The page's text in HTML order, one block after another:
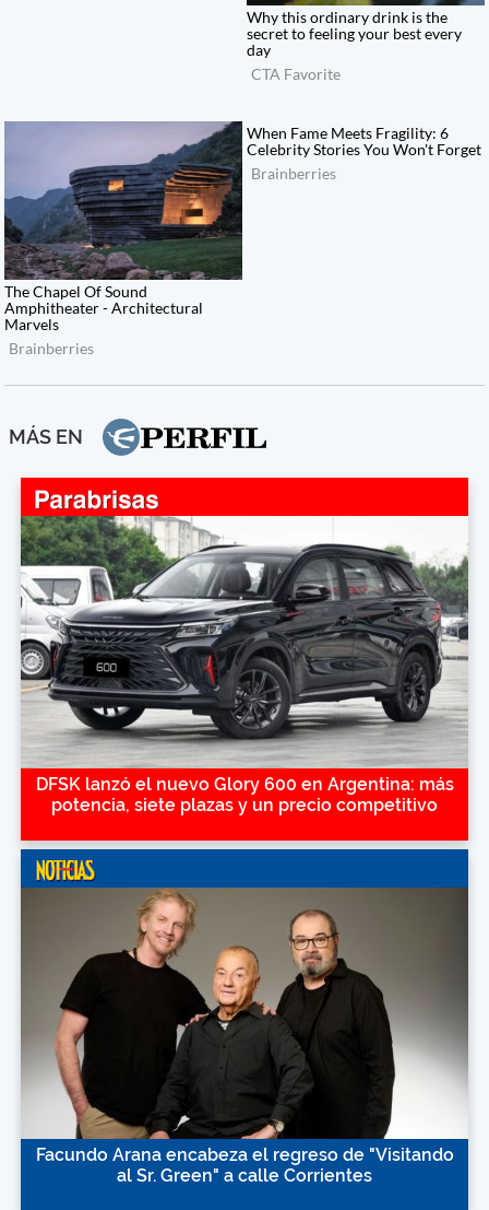
MÁS EN
DFSK lanzó el nuevo Glory 600 en Argentina: más
potencia, siete plazas y un precio competitivo
Facundo Arana encabeza el regreso de "Visitando
al Sr. Green" a calle Corrientes